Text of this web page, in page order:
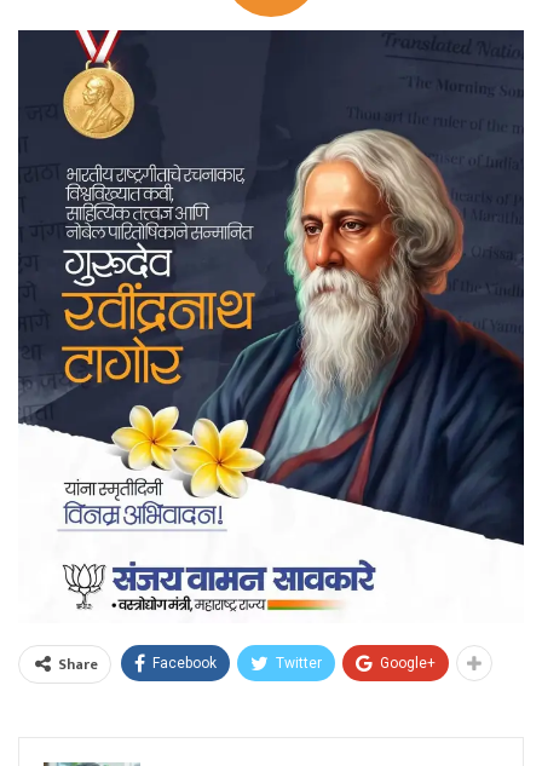
Share Facebook Twitter Google+